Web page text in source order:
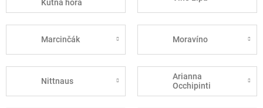
Kutná hora
Marcinčák Moravíno
Nittnaus
Arianna
Occhipinti